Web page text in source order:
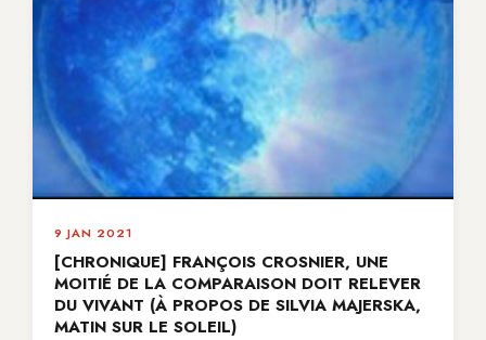
9 JAN 2021
[CHRONIQUE] FRANÇOIS CROSNIER, UNE
MOITIÉ DE LA COMPARAISON DOIT RELEVER
DU VIVANT (À PROPOS DE SILVIA MAJERSKA,
MATIN SUR LE SOLEIL)